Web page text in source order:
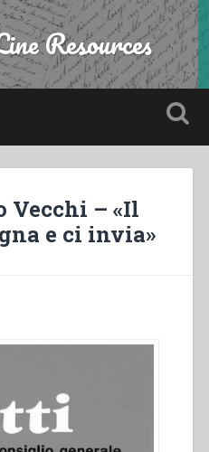
Resources
Vecchi – «Il
e ci invia»